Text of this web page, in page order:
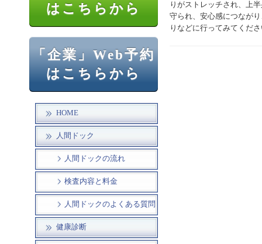
はこちらから
「企業」Web予約
はこちらから
HOME
人間ドック
人間ドックの流れ
検査内容と料金
人間ドックのよくある質問
健康診断
りがストレッチされ、上
守られ、安心感につなが
りなどに行ってみてくだ